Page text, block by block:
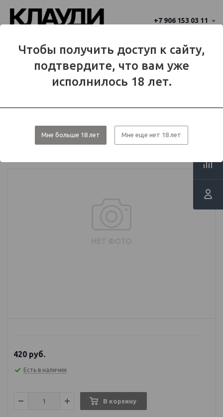
Чтобы получить доступ к сайту,
подтвердите, что вам уже
исполнилось 18 лет.
Мне больше 18 лет Мне еще нет 18 лет
+7 906 153 03 11
Балаково?
Да Нет
Балаково
Ароматизатор forVLIQ Q Shock Sour
420 руб.
Есть в наличии
В корзину